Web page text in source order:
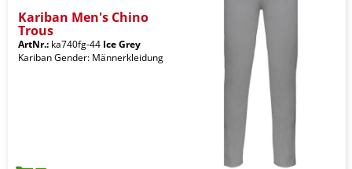
Kariban Men's Chino
Trous
ArtNr.: ka740fg-44 Ice Grey
Kariban Gender: Männerkleidung